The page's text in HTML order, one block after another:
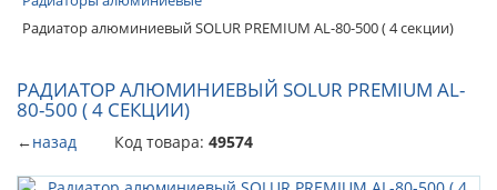
Радиатор алюминиевый SOLUR PREMIUM AL-80-500 ( 4 секции)
РАДИАТОР АЛЮМИНИЕВЫЙ SOLUR PREMIUM AL-
80-500 ( 4 СЕКЦИИ)
←назад Код товара: 49574